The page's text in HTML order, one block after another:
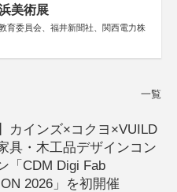
美術展
育委員会、福井新聞社、関西電力株
一覧
カインズ×コクヨ×VUILD
具・木工品デザインコン
「CDM Digi Fab
2026」を初開催